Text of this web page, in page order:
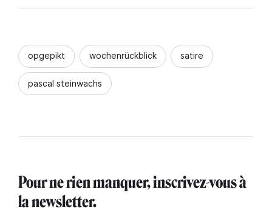
opgepikt wochenrückblick satire
pascal steinwachs
Pour ne rien manquer, inscrivez-vous à
la newsletter.